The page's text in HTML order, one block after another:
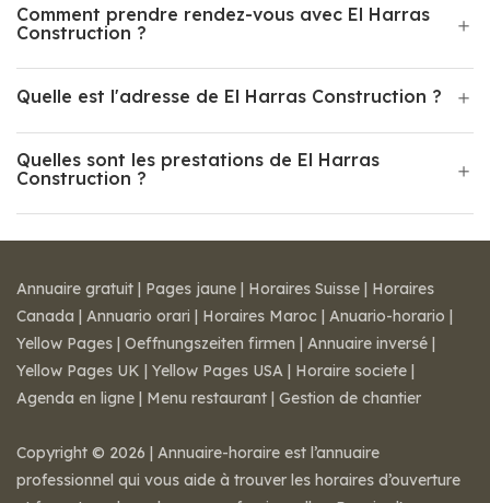
Comment prendre rendez-vous avec El Harras
Construction ?
Quelle est l'adresse de El Harras Construction ?
Quelles sont les prestations de El Harras
Construction ?
Annuaire gratuit | Pages jaune | Horaires Suisse | Horaires
Canada | Annuario orari | Horaires Maroc | Anuario-horario |
Yellow Pages | Oeffnungszeiten firmen | Annuaire inversé |
Yellow Pages UK | Yellow Pages USA | Horaire societe |
Agenda en ligne | Menu restaurant | Gestion de chantier
Copyright © 2026 | Annuaire-horaire est l’annuaire
professionnel qui vous aide à trouver les horaires d’ouverture